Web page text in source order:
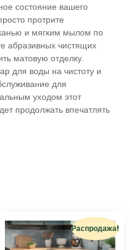
состояние вашего
протрите
и мягким мылом по
абразивных чистящих
матовую отделку.
для воды на чистоту и
для
уходом этот
продолжать впечатлять
Распродажа!